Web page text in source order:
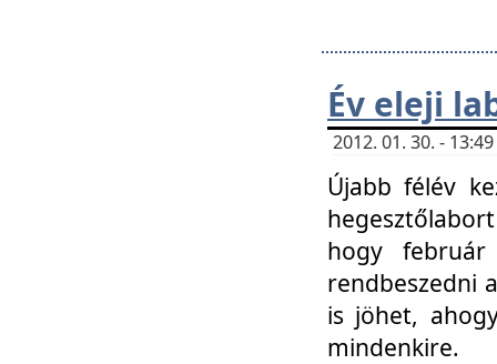
Év eleji
2012. 01. 30. -
Újabb félév
hogy
rendbeszedni
is jöhet,
mindenkire.